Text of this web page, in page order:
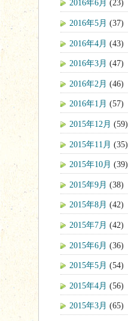
2016年6月 (23)
2016年5月 (37)
2016年4月 (43)
2016年3月 (47)
2016年2月 (46)
2016年1月 (57)
2015年12月 (59)
2015年11月 (35)
2015年10月 (39)
2015年9月 (38)
2015年8月 (42)
2015年7月 (42)
2015年6月 (36)
2015年5月 (54)
2015年4月 (56)
2015年3月 (65)